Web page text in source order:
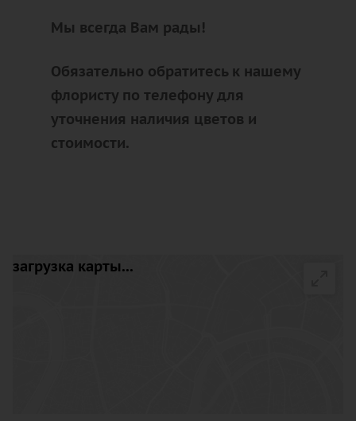
Мы всегда Вам рады!
Обязательно обратитесь к нашему
флористу по телефону для
уточнения наличия цветов и
стоимости.
загрузка карты...